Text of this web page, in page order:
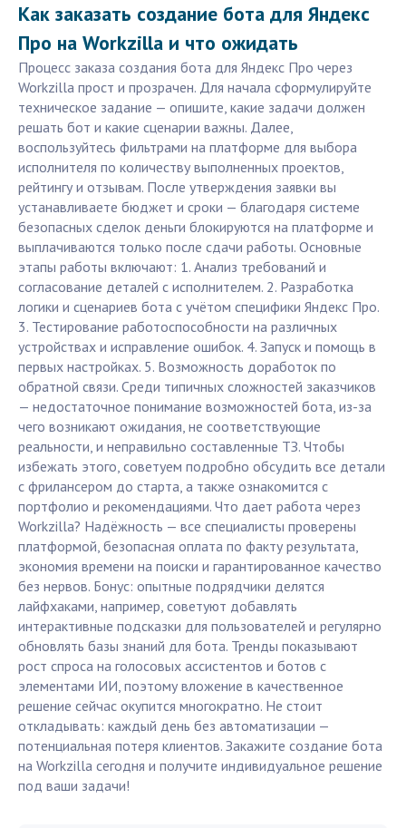
Как заказать создание бота для Яндекс
Про на Workzilla и что ожидать
Процесс заказа создания бота для Яндекс Про через
Workzilla прост и прозрачен. Для начала сформулируйте
техническое задание — опишите, какие задачи должен
решать бот и какие сценарии важны. Далее,
воспользуйтесь фильтрами на платформе для выбора
исполнителя по количеству выполненных проектов,
рейтингу и отзывам. После утверждения заявки вы
устанавливаете бюджет и сроки — благодаря системе
безопасных сделок деньги блокируются на платформе и
выплачиваются только после сдачи работы. Основные
этапы работы включают: 1. Анализ требований и
согласование деталей с исполнителем. 2. Разработка
логики и сценариев бота с учётом специфики Яндекс Про.
3. Тестирование работоспособности на различных
устройствах и исправление ошибок. 4. Запуск и помощь в
первых настройках. 5. Возможность доработок по
обратной связи. Среди типичных сложностей заказчиков
— недостаточное понимание возможностей бота, из-за
чего возникают ожидания, не соответствующие
реальности, и неправильно составленные ТЗ. Чтобы
избежать этого, советуем подробно обсудить все детали
с фрилансером до старта, а также ознакомится с
портфолио и рекомендациями. Что дает работа через
Workzilla? Надёжность — все специалисты проверены
платформой, безопасная оплата по факту результата,
экономия времени на поиски и гарантированное качество
без нервов. Бонус: опытные подрядчики делятся
лайфхаками, например, советуют добавлять
интерактивные подсказки для пользователей и регулярно
обновлять базы знаний для бота. Тренды показывают
рост спроса на голосовых ассистентов и ботов с
элементами ИИ, поэтому вложение в качественное
решение сейчас окупится многократно. Не стоит
откладывать: каждый день без автоматизации —
потенциальная потеря клиентов. Закажите создание бота
на Workzilla сегодня и получите индивидуальное решение
под ваши задачи!